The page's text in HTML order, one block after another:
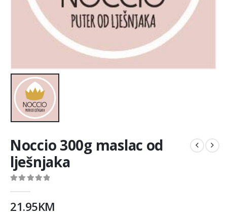
Noccio 300g maslac od
lješnjaka
21.95KM